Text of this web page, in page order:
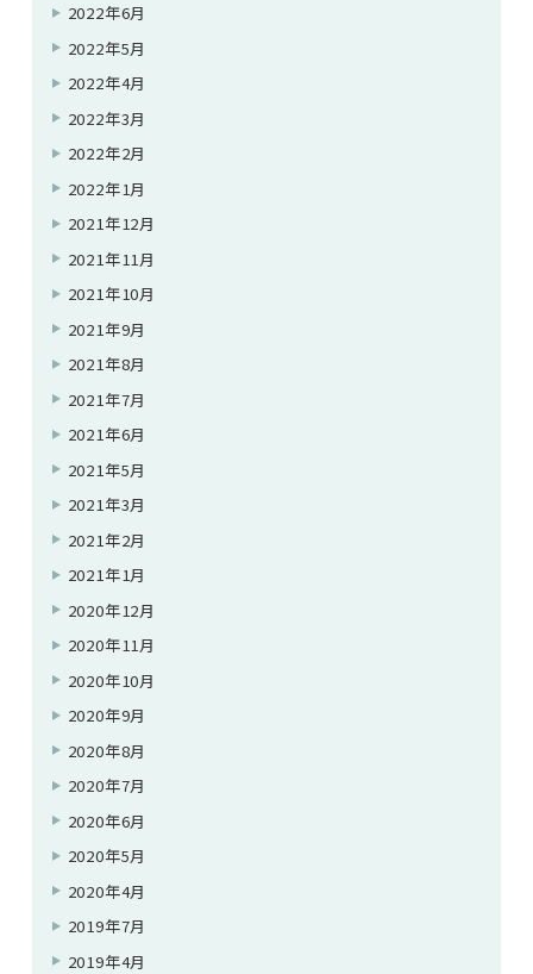
2022年6月
2022年5月
2022年4月
2022年3月
2022年2月
2022年1月
2021年12月
2021年11月
2021年10月
2021年9月
2021年8月
2021年7月
2021年6月
2021年5月
2021年3月
2021年2月
2021年1月
2020年12月
2020年11月
2020年10月
2020年9月
2020年8月
2020年7月
2020年6月
2020年5月
2020年4月
2019年7月
2019年4月